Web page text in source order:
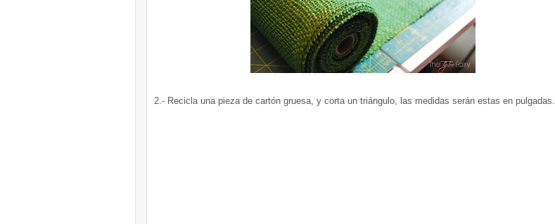
2.- Recicla una pieza de cartón gruesa, y corta un triángulo, las medidas serán estas en pulgadas.